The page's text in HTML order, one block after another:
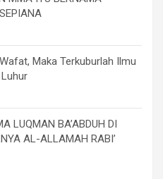
Maka Terkuburlah Ilmu
LUQMAN BA’ABDUH DI
AL-ALLAMAH RABI’